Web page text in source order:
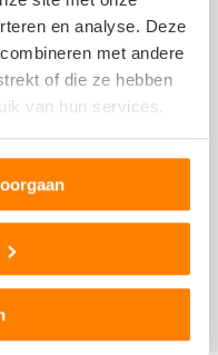
en analyse. Deze
met andere
of die ze hebben
van hun services.
klant.